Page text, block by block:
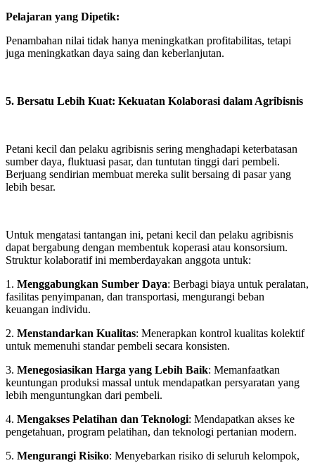
Pelajaran yang Dipetik:
Penambahan nilai tidak hanya meningkatkan profitabilitas, tetapi
juga meningkatkan daya saing dan keberlanjutan.
5. Bersatu Lebih Kuat: Kekuatan Kolaborasi dalam Agribisnis
Petani kecil dan pelaku agribisnis sering menghadapi keterbatasan
sumber daya, fluktuasi pasar, dan tuntutan tinggi dari pembeli.
Berjuang sendirian membuat mereka sulit bersaing di pasar yang
lebih besar.
Untuk mengatasi tantangan ini, petani kecil dan pelaku agribisnis
dapat bergabung dengan membentuk koperasi atau konsorsium.
Struktur kolaboratif ini memberdayakan anggota untuk:
1. Menggabungkan Sumber Daya: Berbagi biaya untuk peralatan,
fasilitas penyimpanan, dan transportasi, mengurangi beban
keuangan individu.
2. Menstandarkan Kualitas: Menerapkan kontrol kualitas kolektif
untuk memenuhi standar pembeli secara konsisten.
3. Menegosiasikan Harga yang Lebih Baik: Memanfaatkan
keuntungan produksi massal untuk mendapatkan persyaratan yang
lebih menguntungkan dari pembeli.
4. Mengakses Pelatihan dan Teknologi: Mendapatkan akses ke
pengetahuan, program pelatihan, dan teknologi pertanian modern.
5. Mengurangi Risiko: Menyebarkan risiko di seluruh kelompok,